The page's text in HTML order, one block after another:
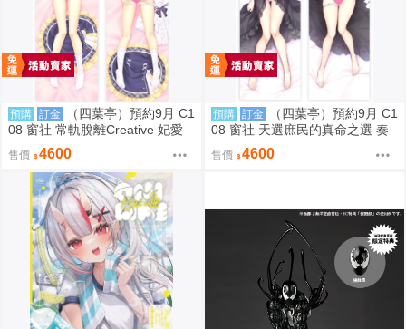
預購 訂金
（四葉亭）預約9月 C1
08 窗社 常軌脫離Creative 妃愛
抱枕套 0814
售價 4600
預購 訂金
（四葉亭）預約9月 C1
08 窗社 天選庶民的真命之選 奏
命 抱枕套 0814
售價 4600